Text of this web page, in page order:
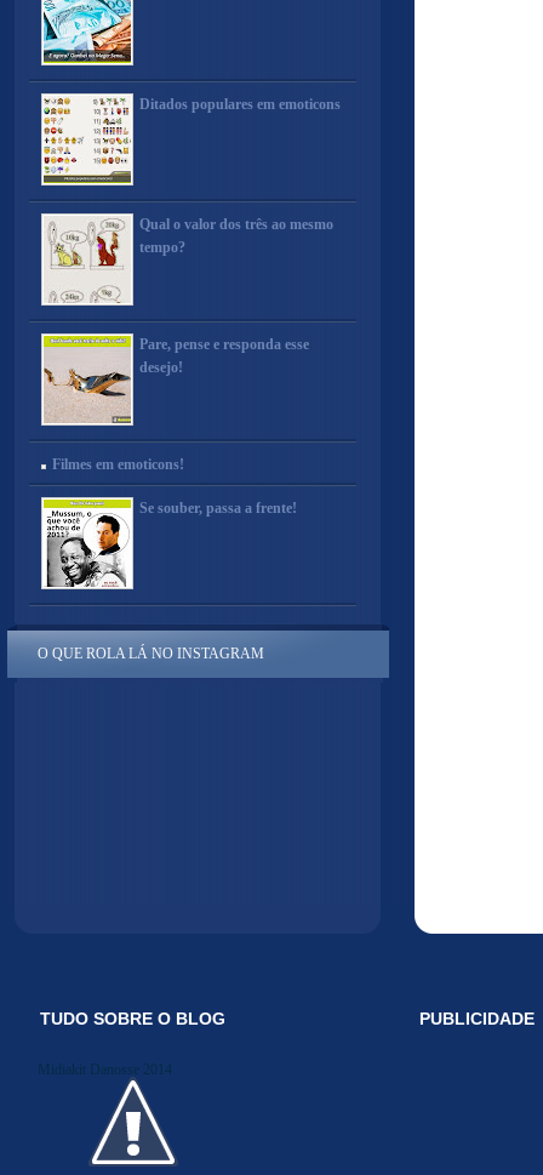
Ditados populares em emoticons
Qual o valor dos três ao mesmo
tempo?
Pare, pense e responda esse
desejo!
Filmes em emoticons!
Se souber, passa a frente!
O QUE ROLA LÁ NO INSTAGRAM
TUDO SOBRE O BLOG
Midiakit Danosse 2014
PUBLICIDADE